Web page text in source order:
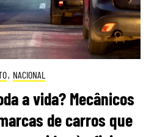
, NACIONAL
a vida? Mecânicos
de carros que